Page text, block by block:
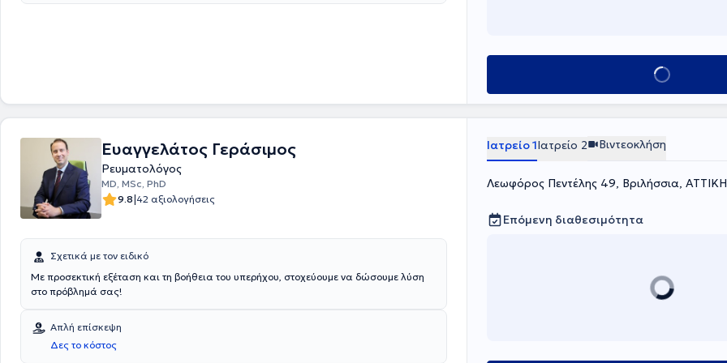
Κλείσε ραντεβού
Ευαγγελάτος Γεράσιμος
Ρευματολόγος
MD, MSc, PhD
9.8|42 αξιολογήσεις
Σχετικά με τον ειδικό
Με προσεκτική εξέταση και τη βοήθεια του υπερήχου, στοχεύουμε να δώσουμε λύση
στο πρόβλημά σας!
Απλή επίσκεψη
Δες το κόστος
Ιατρείο 1Ιατρείο 2 Βιντεοκλήση
Λεωφόρος Πεντέλης 49, Βριλήσσια, ΑΤΤΙΚΗ
Επόμενη διαθεσιμότητα